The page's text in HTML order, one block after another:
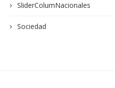
SliderColumNacionales
Sociedad